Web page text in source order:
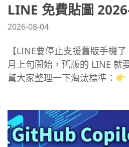
LINE 免費貼圖
2026-08-04
【LINE要停止支援舊版手機了
月上旬開始，舊版的 LINE 就
幫大家整理一下淘汰標準：